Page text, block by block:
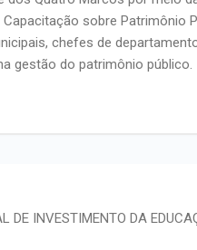
sobre Patrimônio
chefes de
gestão do patrimônio público.
DE INVESTIMENTO DA